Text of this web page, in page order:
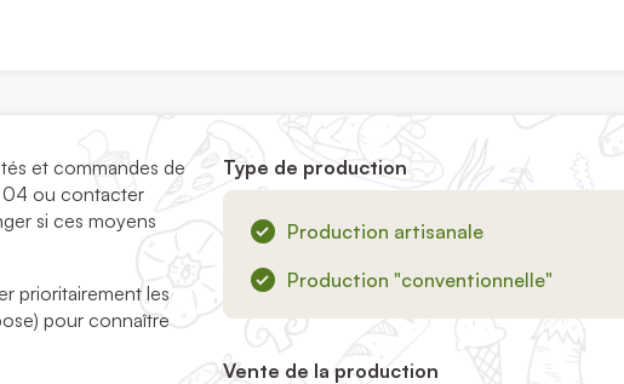
et commandes de
04 ou contacter
si ces moyens
prioritairement les
pour connaître
Type de production
Production artisanale
Production "conventionnelle"
Vente de la production